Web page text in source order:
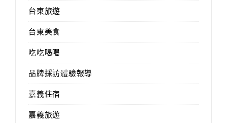
台東旅遊
台東美食
吃吃喝喝
品牌採訪體驗報導
嘉義住宿
嘉義旅遊